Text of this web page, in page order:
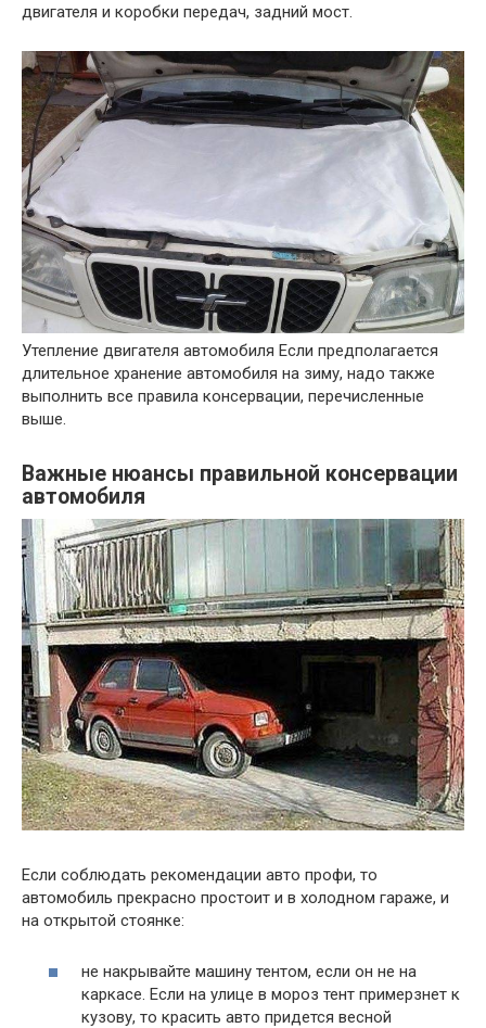
двигателя и коробки передач, задний мост.
Утепление двигателя автомобиля Если предполагается
длительное хранение автомобиля на зиму, надо также
выполнить все правила консервации, перечисленные
выше.
Важные нюансы правильной консервации
автомобиля
Если соблюдать рекомендации авто профи, то
автомобиль прекрасно простоит и в холодном гараже, и
на открытой стоянке:
не накрывайте машину тентом, если он не на
каркасе. Если на улице в мороз тент примерзнет к
кузову, то красить авто придется весной